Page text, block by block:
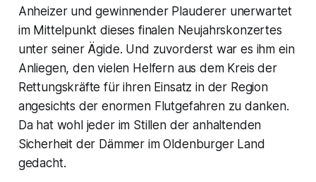
Anheizer und gewinnender Plauderer unerwartet
im Mittelpunkt dieses finalen Neujahrskonzertes
unter seiner Ägide. Und zuvorderst war es ihm ein
Anliegen, den vielen Helfern aus dem Kreis der
Rettungskräfte für ihren Einsatz in der Region
angesichts der enormen Flutgefahren zu danken.
Da hat wohl jeder im Stillen der anhaltenden
Sicherheit der Dämmer im Oldenburger Land
gedacht.